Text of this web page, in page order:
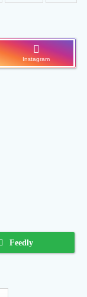
Instagram
Feedly